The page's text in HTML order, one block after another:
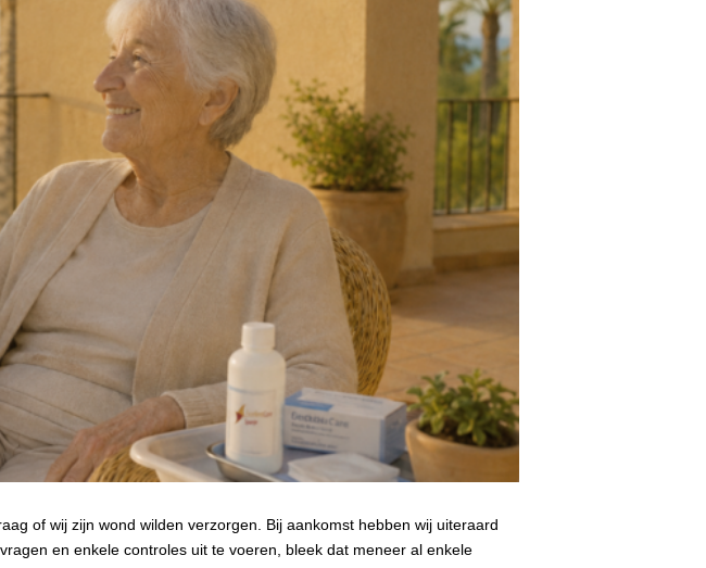
of wij zijn wond wilden verzorgen. Bij aankomst hebben wij uiteraard
en enkele controles uit te voeren, bleek dat meneer al enkele